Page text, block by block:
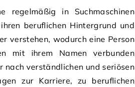
regelmäßig in Suchmaschinen
beruflichen Hintergrund und
verstehen, wodurch eine Person
mit ihrem Namen verbunden
nach verständlichen und seriösen
zur Karriere, zu beruflichen